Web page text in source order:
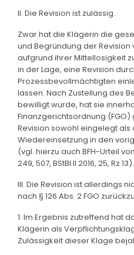
II. Die Revision ist zulässig.
Zwar hat die Klägerin die
und Begründung der
aufgrund ihrer Mittellosigkeit
in der Lage, eine Revision
Prozessbevollmächtigten
lassen. Nach Zustellung des
bewilligt wurde, hat sie
Finanzgerichtsordnung (FGO)
Revision sowohl eingelegt
Wiedereinsetzung in den
(vgl. hierzu auch BFH-Urteil
249, 507, BStBl II 2016, 25, Rz 13).
III. Die Revision ist allerdings
nach § 126 Abs. 2 FGO
1. Im Ergebnis zutreffend hat
Klägerin als
Zulässigkeit dieser Klage